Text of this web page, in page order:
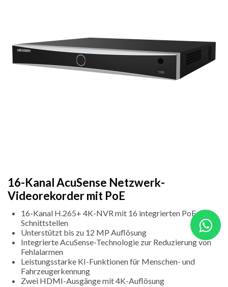
16-Kanal AcuSense Netzwerk-
Videorekorder mit PoE
16-Kanal H.265+ 4K-NVR mit 16 integrierten PoE-
Schnittstellen
Unterstützt bis zu 12 MP Auflösung
Integrierte AcuSense-Technologie zur Reduzierung von
Fehlalarmen
Leistungsstarke KI-Funktionen für Menschen- und
Fahrzeugerkennung
Zwei HDMI-Ausgänge mit 4K-Auflösung